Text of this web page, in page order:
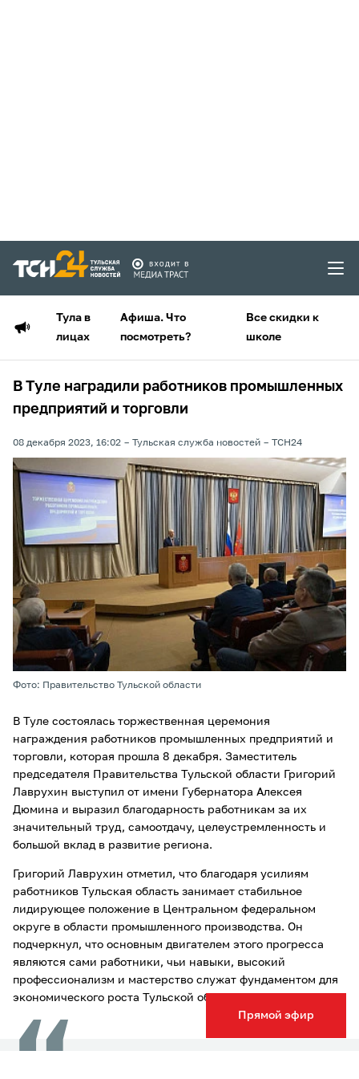
Тула в
лицах
Афиша. Что
посмотреть?
Все скидки к
школе
Прямой эфир
В Туле наградили работников промышленных
предприятий и торговли
08 декабря 2023, 16:02 Тульская служба новостей ТСН24
Фото: Правительство Тульской области
В Туле состоялась торжественная церемония
награждения работников промышленных предприятий и
торговли, которая прошла 8 декабря. Заместитель
председателя Правительства Тульской области Григорий
Лаврухин выступил от имени Губернатора Алексея
Дюмина и выразил благодарность работникам за их
значительный труд, самоотдачу, целеустремленность и
большой вклад в развитие региона.
Григорий Лаврухин отметил, что благодаря усилиям
работников Тульская область занимает стабильное
лидирующее положение в Центральном федеральном
округе в области промышленного производства. Он
подчеркнул, что основным двигателем этого прогресса
являются сами работники, чьи навыки, высокий
профессионализм и мастерство служат фундаментом для
экономического роста Тульской области.